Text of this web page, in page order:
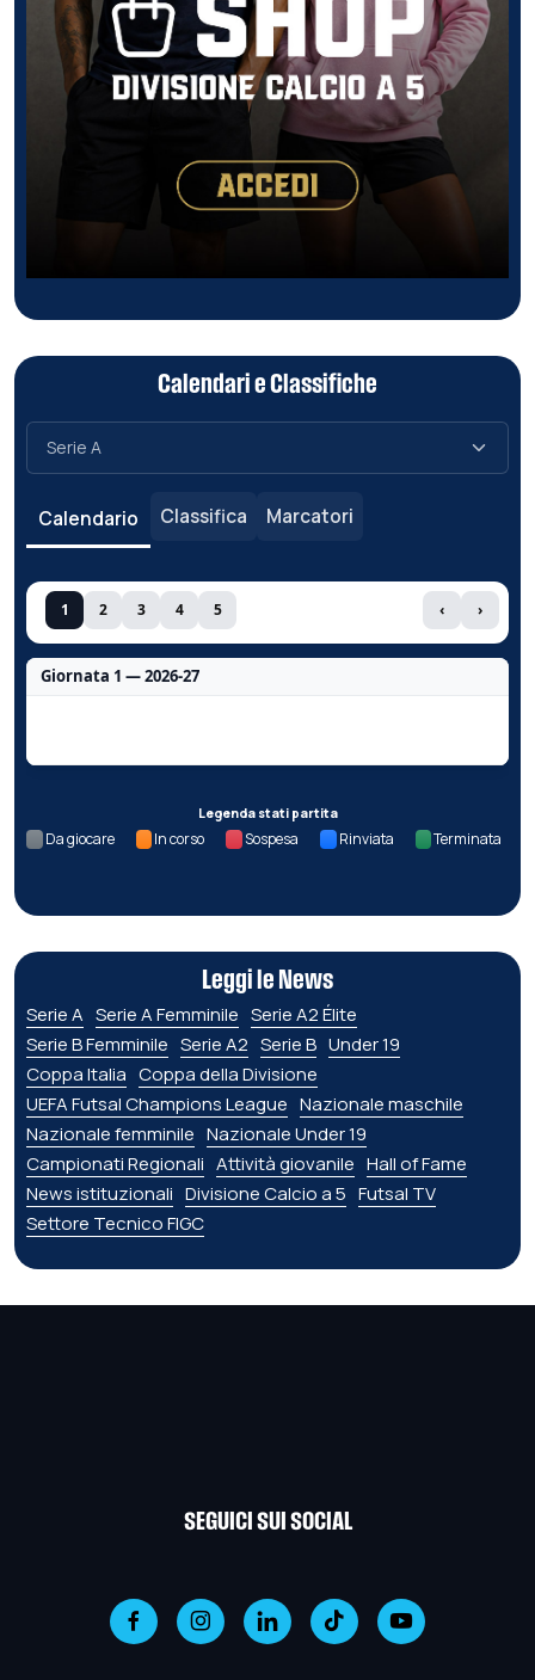
Calendari e Classifiche
Calendario Classifica Marcatori
1 2 3 4 5 ‹ ›
Giornata 1 — 2026-27
Legenda stati partita
Da giocare In corso Sospesa Rinviata Terminata
Leggi le News
Serie A Serie A Femminile Serie A2 Élite
Serie B Femminile Serie A2 Serie B Under 19
Coppa Italia Coppa della Divisione
UEFA Futsal Champions League Nazionale maschile
Nazionale femminile Nazionale Under 19
Campionati Regionali Attività giovanile Hall of Fame
News istituzionali Divisione Calcio a 5 Futsal TV
Settore Tecnico FIGC
SEGUICI SUI SOCIAL